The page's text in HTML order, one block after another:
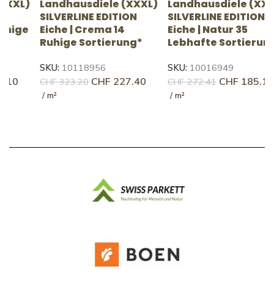
Landhausdiele (XXXL)
SILVERLINE EDITION
Eiche | Crema 14
Ruhige Sortierung*
10118956
CHF
323.20 CHF227.40
Landhausdiele (XXXL)
SILVERLINE EDITION
Eiche | Natur 35
Lebhafte Sortierung
10016949
CHF
272.41 CHF185.11